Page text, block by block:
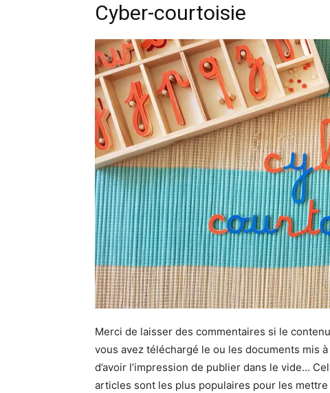
Cyber-courtoisie
Merci de laisser des commentaires si le
vous avez téléchargé le ou les documents mis
d’avoir l’impression de publier dans le vide…
articles sont les plus populaires pour les mettre